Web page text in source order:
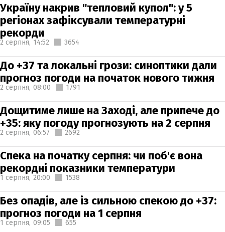
Україну накрив "тепловий купол": у 5
регіонах зафіксували температурні
рекорди
2 серпня, 14:52 3654
До +37 та локальні грози: синоптики дали
прогноз погоди на початок нового тижня
2 серпня, 08:00 1791
Дощитиме лише на Заході, але припече до
+35: яку погоду прогнозують на 2 серпня
2 серпня, 06:57 2692
Спека на початку серпня: чи поб'є вона
рекордні показники температури
1 серпня, 20:00 1538
Без опадів, але із сильною спекою до +37:
прогноз погоди на 1 серпня
1 серпня, 09:05 655